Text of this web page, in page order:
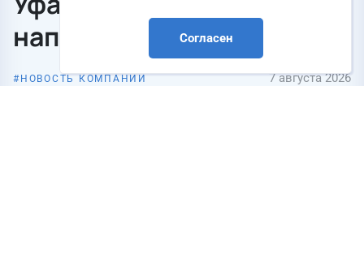
Согласен
направление
НОВОСТЬ КОМПАНИИ 7 августа 2026